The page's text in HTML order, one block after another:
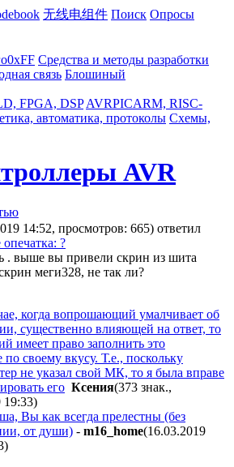
无线电组件 Поиск Опросы
0xFF Средства и методы разработки
связь Блошиный
FPGA, DSP AVRPICARM, RISC-
автоматика, протоколы Схемы,
AVR
14:52, просмотров: 665) ответил
?
. выше вы привели скрин из шита
меги328, не так ли?
когда вопрошающий умалчивает об
существенно влияющей на ответ, то
имеет право заполнить это
своему вкусу. Т.е., поскольку
не указал свой МК, то я была вправе
его Ксения(373 знак.,
19:33)
Вы как всегда прелестны (без
от души) - m16_home(16.03.2019
)